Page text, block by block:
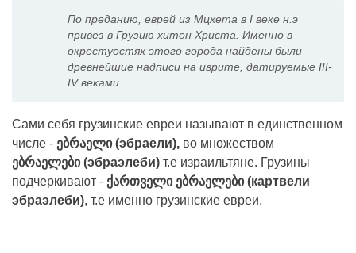
По преданию, еврей из Мцхета в I веке н.э
привез в Грузию хитон Христа. Именно в
окрестyостях этого города найдены были
древнейшие надписи на иврите, датируемые III-
IV веками.
Сами себя грузинские евреи называют в единственном
числе - ებრაელი (эбраели), во множеством
ებრაელები (эбраэлеби) т.е израильтяне. Грузины
подчеркивают - ქართველი ებრაელები (картвели
эбраэлеби), т.е именно грузинские евреи.